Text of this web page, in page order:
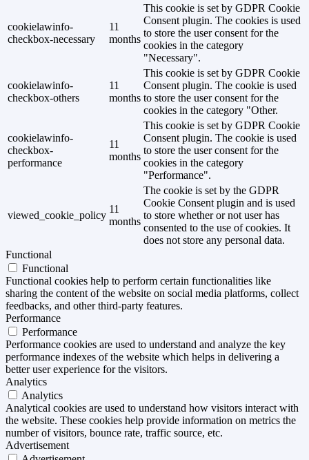
cookielawinfo-
checkbox-necessary
11
months
This cookie is set by GDPR Cookie
Consent plugin. The cookies is used
to store the user consent for the
cookies in the category
"Necessary".
cookielawinfo-
checkbox-others
11
months
This cookie is set by GDPR Cookie
Consent plugin. The cookie is used
to store the user consent for the
cookies in the category "Other.
cookielawinfo-
checkbox-
performance
11
months
This cookie is set by GDPR Cookie
Consent plugin. The cookie is used
to store the user consent for the
cookies in the category
"Performance".
viewed_cookie_policy
11
months
The cookie is set by the GDPR
Cookie Consent plugin and is used
to store whether or not user has
consented to the use of cookies. It
does not store any personal data.
Functional
Functional
Functional cookies help to perform certain functionalities like
sharing the content of the website on social media platforms, collect
feedbacks, and other third-party features.
Performance
Performance
Performance cookies are used to understand and analyze the key
performance indexes of the website which helps in delivering a
better user experience for the visitors.
Analytics
Analytics
Analytical cookies are used to understand how visitors interact with
the website. These cookies help provide information on metrics the
number of visitors, bounce rate, traffic source, etc.
Advertisement